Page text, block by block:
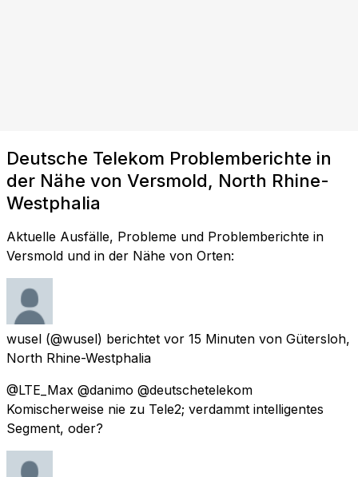
Deutsche Telekom Problemberichte in
der Nähe von Versmold, North Rhine-
Westphalia
Aktuelle Ausfälle, Probleme und Problemberichte in
Versmold und in der Nähe von Orten:
wusel (@wusel) berichtet vor 15 Minuten von Gütersloh,
North Rhine-Westphalia
@LTE_Max @danimo @deutschetelekom
Komischerweise nie zu Tele2; verdammt intelligentes
Segment, oder?